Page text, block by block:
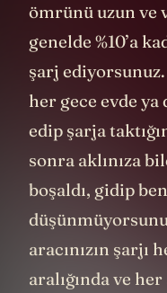
ömrünü uzun
genelde %10’a
şarj
her gece evde
edip şarja
sonra aklınıza
boşaldı, gidip
aracınızın şarjı
aralığında ve